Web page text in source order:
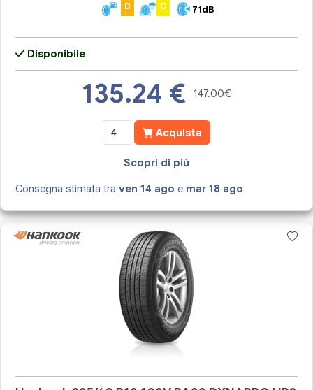
D C 71dB
Disponibile
135.24 € 147.00€
Acquista
Scopri di più
Consegna stimata traven 14 ago e mar 18 ago